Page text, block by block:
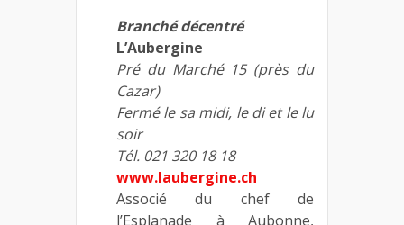
Branché décentré
L’Aubergine
Pré du Marché 15 (près du
Cazar)
Fermé le sa midi, le di et le lu
soir
Tél. 021 320 18 18
www.laubergine.ch
Associé du chef de
l’Esplanade à Aubonne,